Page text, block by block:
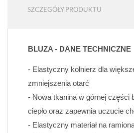
SZCZEGÓŁY PRODUKTU
BLUZA - DANE TECHNICZNE
- Elastyczny kołnierz dla
zmniejszenia otarć
- Nowa tkanina w górnej części
ciepło oraz zapewnia uczucie
- Elastyczny materiał na